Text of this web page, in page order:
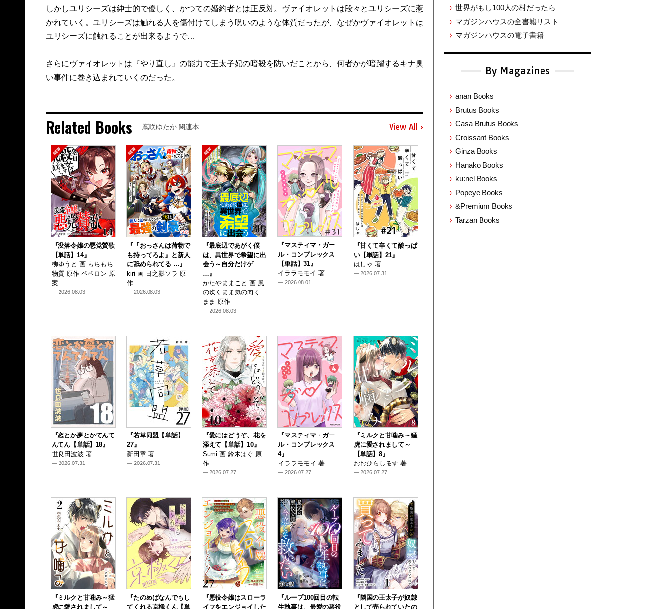
しかしユリシーズは紳士的で優しく、かつての婚約者とは正反対。ヴァイオレットは段々とユリシーズに惹
かれていく。ユリシーズは触れる人を傷付けてしまう呪いのような体質だったが、なぜかヴァイオレットは
ユリシーズに触れることが出来るようで…
さらにヴァイオレットは『やり直し』の能力で王太子妃の暗殺を防いだことから、何者かが暗躍するキナ臭
い事件に巻き込まれていくのだった。
Related Books 嶌咲ゆたか 関連本 View All
『没落令嬢の悪党賛歌
【単話】14』
柳ゆうと 画 もちもち
物質 原作 ペペロン 原
案
— 2026.08.03
『『おっさんは荷物で
も持ってろよ』と新人
に舐められてる …』
kiri 画 日之影ソラ 原
作
— 2026.08.03
『最底辺であがく僕
は、異世界で希望に出
会う～自分だけゲ
…』
かたやままこと 画 風
の吹くまま気の向く
まま 原作
— 2026.08.03
『マスティマ・ガー
ル・コンプレックス
【単話】31』
イララモモイ 著
— 2026.08.01
『甘くて辛くて酸っぱ
い【単話】21』
はしゃ 著
— 2026.07.31
『恋とか夢とかてんて
んてん【単話】18』
世良田波波 著
— 2026.07.31
『若草同盟【単話】
27』
新田章 著
— 2026.07.31
『愛にはどうぞ、花を
添えて【単話】10』
Sumi 画 鈴木はぐ 原
作
— 2026.07.27
『マスティマ・ガー
ル・コンプレックス
4』
イララモモイ 著
— 2026.07.27
『ミルクと甘噛み～猛
虎に愛されまして～
【単話】8』
おおひらしるす 著
— 2026.07.27
『ミルクと甘噛み～猛
虎に愛されまして～
『たのめばなんでもし
てくれる京極くん【単
『悪役令嬢はスローラ
イフをエンジョイした
『ループ100回目の転
生執事は、最愛の悪役
『隣国の王太子が奴隷
として売られていたの
世界がもし100人の村だったら
マガジンハウスの全書籍リスト
マガジンハウスの電子書籍
By Magazines
anan Books
Brutus Books
Casa Brutus Books
Croissant Books
Ginza Books
Hanako Books
ku:nel Books
Popeye Books
&Premium Books
Tarzan Books